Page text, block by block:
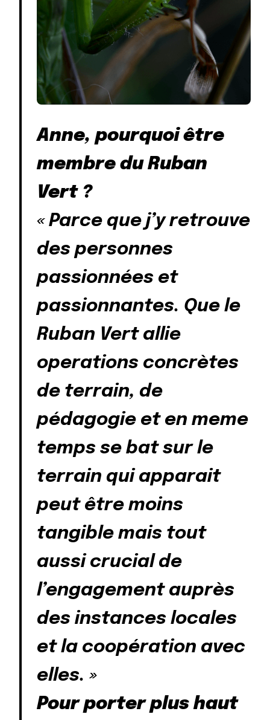
Anne, pourquoi être
membre du Ruban
Vert ?
« Parce que j’y retrouve
des personnes
passionnées et
passionnantes. Que le
Ruban Vert allie
operations concrètes
de terrain, de
pédagogie et en meme
temps se bat sur le
terrain qui apparait
peut être moins
tangible mais tout
aussi crucial de
l’engagement auprès
des instances locales
et la coopération avec
elles. »
Pour porter plus haut